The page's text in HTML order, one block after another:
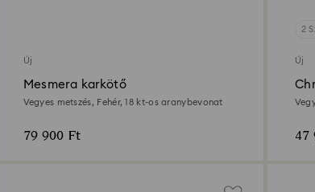
Új
Mesmera karkötő
Vegyes metszés, Fehér, 18 kt-os aranybevonat
79 900 Ft
2
Új
47